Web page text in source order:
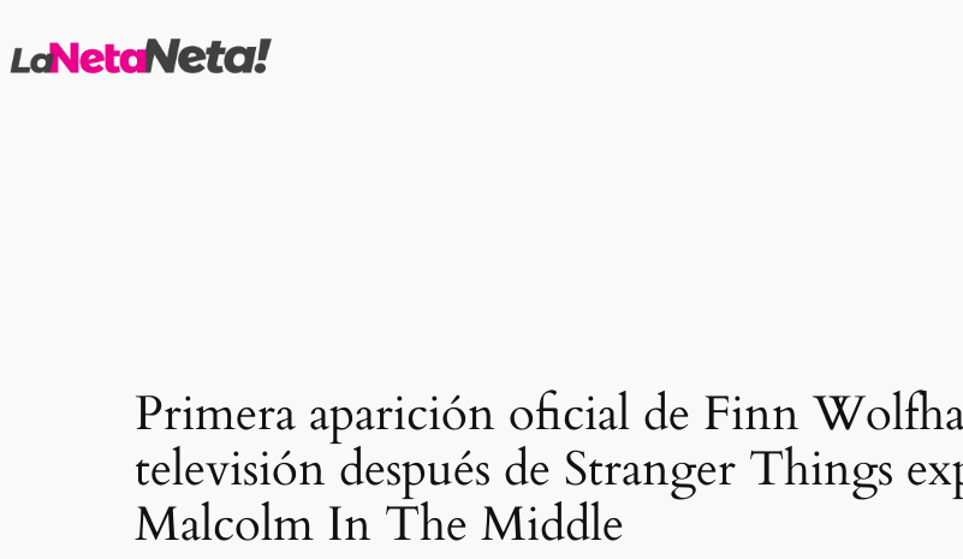
al
Primera aparición oficial de Finn
televisión después de Stranger Things
Malcolm In The Middle